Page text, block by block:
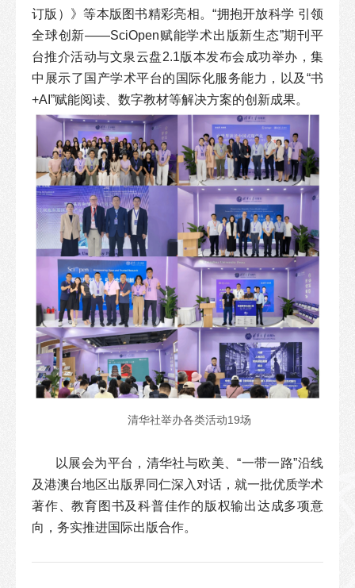
订版）》等本版图书精彩亮相。“拥抱开放科学 引领
全球创新——SciOpen赋能学术出版新生态”期刊平
台推介活动与文泉云盘2.1版本发布会成功举办，集
中展示了国产学术平台的国际化服务能力，以及“书
+AI”赋能阅读、数字教材等解决方案的创新成果。
清华社举办各类活动19场
以展会为平台，清华社与欧美、“一带一路”沿线
及港澳台地区出版界同仁深入对话，就一批优质学术
著作、教育图书及科普佳作的版权输出达成多项意
向，务实推进国际出版合作。